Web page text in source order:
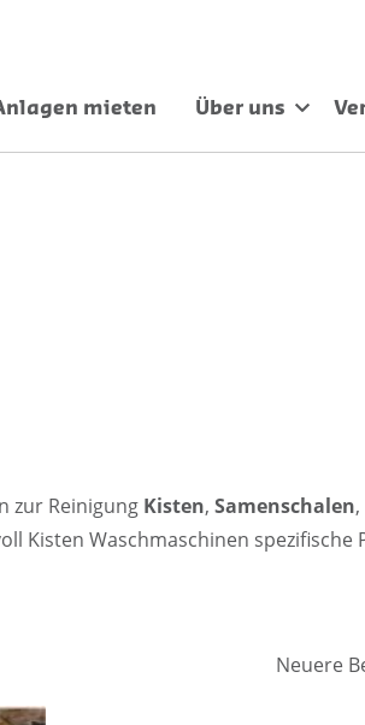
mieten Über uns
zur Reinigung Kisten, Samenschalen,
Kisten Waschmaschinen
Neuere